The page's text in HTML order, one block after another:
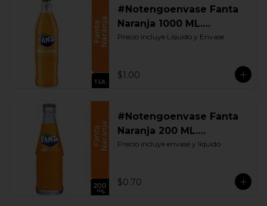
#Notengoenvase Fanta
Naranja 1000 ML.
Retornable
Precio incluye Liquido y Envase
$1.00
#Notengoenvase Fanta
Naranja 200 ML.
Retornable
Precio incluye envase y líquido
$0.70